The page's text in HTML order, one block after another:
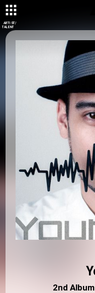
ARTIST/
TALENT
2nd